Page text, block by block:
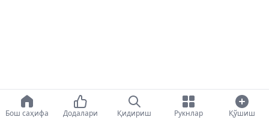
Бош саҳифа Додалари Қидириш Рукнлар Қўшиш